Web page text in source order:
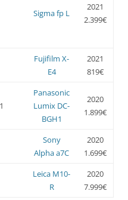
Sigma fp L
2021
2.399€
Fujifilm X-
E4
2021
819€
Panasonic
Lumix DC-
BGH1
2020
1.899€
Sony
Alpha a7C
2020
1.699€
Leica M10-
R
2020
7.999€